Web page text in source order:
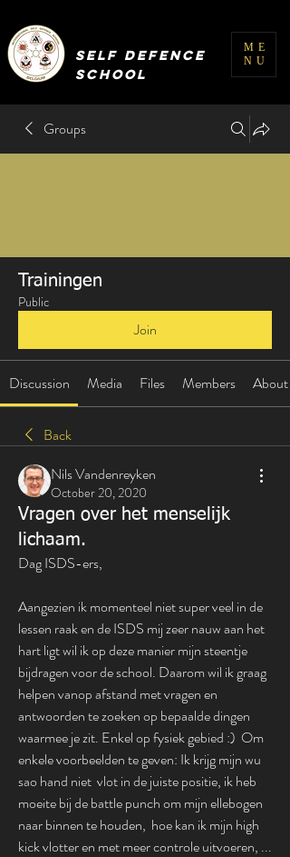
ME
NU
SELF DEFENCE
SCHOOL
Groups
Trainingen
Public
Join
Discussion Media Files Members About
Back
Nils Vandenreyken
October 20, 2020
Vragen over het menselijk
lichaam.
Dag ISDS-ers,
Aangezien ik momenteel niet super veel in de
lessen raak en de ISDS mij zeer nauw aan het
hart ligt wil ik op deze manier mijn steentje
bijdragen voor de school. Daarom wil ik graag
helpen vanop afstand met vragen en
antwoorden te zoeken op bepaalde dingen
waarmee je zit. Enkel op fysiek gebied :)  Om
enkele voorbeelden te geven: Ik krijg mijn wu
sao hand niet  vlot in de juiste positie, ik heb
moeite bij de battle punch om mijn ellebogen
naar binnen te houden,  hoe kan ik mijn high